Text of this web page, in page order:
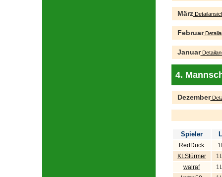
März
Februar
Januar
4.
Dezember
Spieler
RedDuck
KLStürmer
walraf